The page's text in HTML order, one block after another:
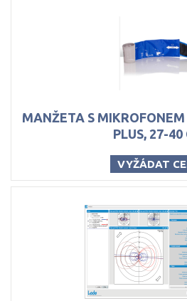
MANŽETA S
PLUS, 27-40
VYŽÁDAT